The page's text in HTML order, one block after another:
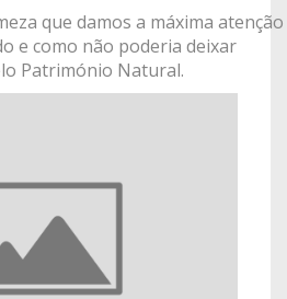
que damos a máxima
e como não poderia deixar
Património Natural.